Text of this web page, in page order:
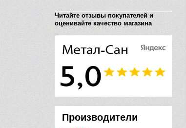
Читайте отзывы покупателей и
оценивайте качество магазина
Производители